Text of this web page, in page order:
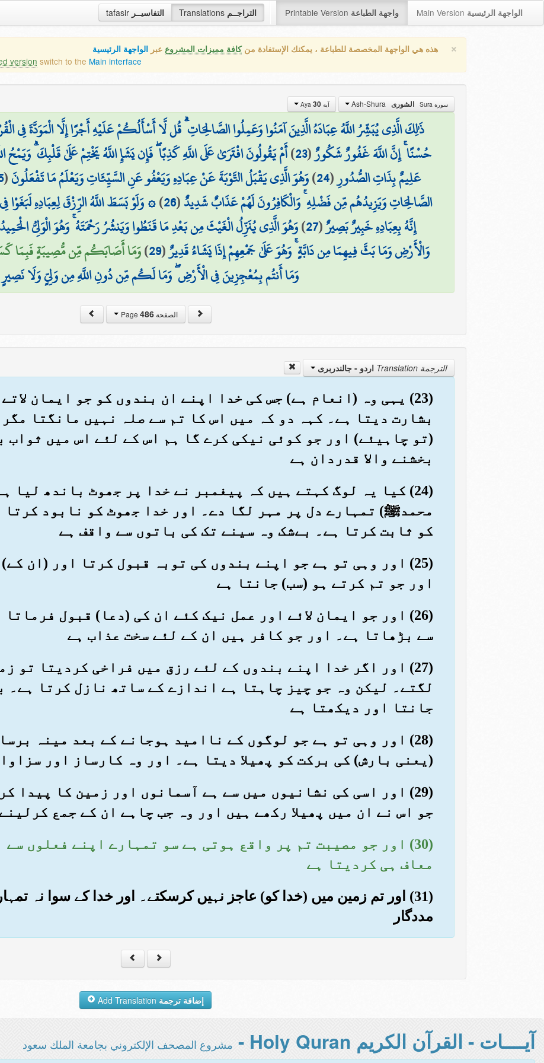
tafasir التفاسيــر Translations التراجــم Printable Version واجهة الطباعة Main Version الواجهة الرئيسية
× هذه هي الواجهة المخصصة للطباعة ، يمكنك الإستفادة منكافة مميزات المشروع عبر الواجهة الرئيسية
version switch to the Main interface
سورة Sura الشورى آية Aya 30
ذَٰلِكَ الَّذِي يُبَشِّرُ اللَّهُ عِبَادَهُ الَّذِينَ آمَنُوا وَعَمِلُوا الصَّالِحَاتِ ۗ قُل لَّا أَسْأَلُكُمْ عَلَيْهِ أَجْرًا إِلَّا الْمَوَدَّةَ فِي
حُسْنًا ۚ إِنَّ اللَّهَ غَفُورٌ شَكُورٌ(
23
)أَمْ يَقُولُونَ افْتَرَىٰ عَلَى اللَّهِ كَذِبًا ۖ فَإِن يَشَإِ اللَّهُ يَخْتِمْ عَلَىٰ قَلْبِكَ
عَلِيمٌ بِذَاتِ الصُّدُورِ(
24
)وَهُوَ الَّذِي يَقْبَلُ التَّوْبَةَ عَنْ عِبَادِهِ وَيَعْفُو عَنِ السَّيِّئَاتِ وَيَعْلَمُ مَا تَفْعَلُونَ(
الصَّالِحَاتِ وَيَزِيدُهُم مِّن فَضْلِهِ ۚ وَالْكَافِرُونَ لَهُمْ عَذَابٌ شَدِيدٌ(
26
)۞ وَلَوْ بَسَطَ اللَّهُ الرِّزْقَ لِعِبَادِهِ
إِنَّهُ بِعِبَادِهِ خَبِيرٌ بَصِيرٌ(
27
)وَهُوَ الَّذِي يُنَزِّلُ الْغَيْثَ مِن بَعْدِ مَا قَنَطُوا وَيَنشُرُ رَحْمَتَهُ ۚ وَهُوَ الْوَلِيُّ الْحَمِيدُ
وَالْأَرْضِ وَمَا بَثَّ فِيهِمَا مِن دَابَّةٍ ۚ وَهُوَ عَلَىٰ جَمْعِهِمْ إِذَا يَشَاءُ قَدِيرٌ(
29
)وَمَا أَصَابَكُم مِّن مُّصِيبَةٍ فَبِمَا
وَمَا أَنتُم بِمُعْجِزِينَ فِي الْأَرْضِ ۖ وَمَا لَكُم مِّن دُونِ اللَّهِ مِن وَلِيٍّ وَلَا نَصِيرٍ
الصفحة Page486
الترجمة Translation اردو - جالندربرى
(23) یہی وہ (انعام ہے) جس کی خدا اپنے ان بندوں کو جو ایمان
بشارت دیتا ہے۔ کہہ دو کہ میں اس کا تم سے صلہ نہیں مانگتا
(تو چاہیئے) اور جو کوئی نیکی کرے گا ہم اس کے لئے اس میں ثواب
بخشنے والا قدردان ہے
(24) کیا یہ لوگ کہتے ہیں کہ پیغمبر نے خدا پر جھوٹ باندھ لیا
محمدﷺ) تمہارے دل پر مہر لگا دے۔ اور خدا جھوٹ کو نابود کرتا
کو ثابت کرتا ہے۔ بےشک وہ سینے تک کی باتوں سے واقف ہے
(25) اور وہی تو ہے جو اپنے بندوں کی توبہ قبول کرتا اور (ان
اور جو تم کرتے ہو (سب) جانتا ہے
(26) اور جو ایمان لائے اور عمل نیک کئے ان کی (دعا) قبول
سے بڑھاتا ہے۔ اور جو کافر ہیں ان کے لئے سخت عذاب ہے
(27) اور اگر خدا اپنے بندوں کے لئے رزق میں فراخی کردیتا تو
لگتے۔ لیکن وہ جو چیز چاہتا ہے اندازے کے ساتھ نازل کرتا ہے۔
جانتا اور دیکھتا ہے
(28) اور وہی تو ہے جو لوگوں کے ناامید ہوجانے کے بعد مینہ
(یعنی بارش) کی برکت کو پھیلا دیتا ہے۔ اور وہ کارساز اور
(29) اور اسی کی نشانیوں میں سے ہے آسمانوں اور زمین کا پیدا
جو اس نے ان میں پھیلا رکھے ہیں اور وہ جب چاہے ان کے جمع
(30) اور جو مصیبت تم پر واقع ہوتی ہے سو تمہارے اپنے فعلوں
معاف ہی کردیتا ہے
(31) اور تم زمین میں (خدا کو) عاجز نہیں کرسکتے۔ اور خدا کے سوا نہ
مددگار
إضافة ترجمة
آيــــات - القرآن الكريم Holy Quran - مشروع المصحف الإلكتروني بجامعة الملك سعود